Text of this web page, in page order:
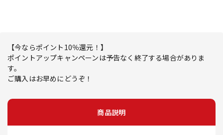
【今ならポイント10％還元！】
ポイントアップキャンペーンは予告なく終了する場合がありま
す。
ご購入はお早めにどうぞ！
商品説明